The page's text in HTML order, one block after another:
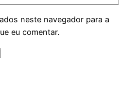
neste navegador para a
eu comentar.